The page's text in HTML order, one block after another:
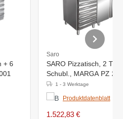
+ 6
Saro
SARO Pizzatisch, 2
Schubl., MARGA PZ
1 - 3 Werktage
Produktdatenblatt
1.522,83 €